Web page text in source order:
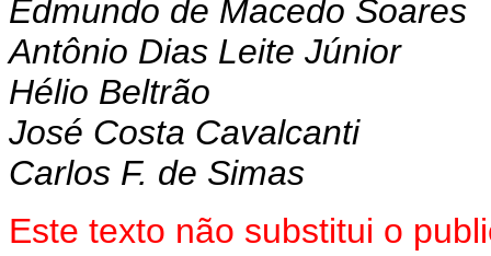
Edmundo de Macedo Soares
Antônio Dias Leite Júnior
Hélio Beltrão
José Costa Cavalcanti
Carlos F. de Simas
Este texto não substitui o